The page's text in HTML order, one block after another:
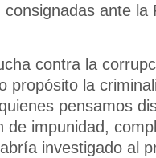
ante la
contra la
propósito la
pensamos
de impunidad,
investigado al